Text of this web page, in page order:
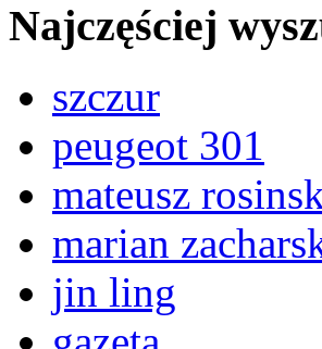
Najczęściej
szczur
peugeot 301
mateusz
marian
jin ling